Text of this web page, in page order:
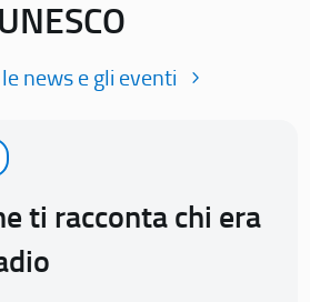
UNESCO
news e gli eventi
ti racconta chi era